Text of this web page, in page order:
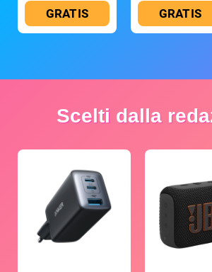
GRATIS GRATIS
Scelti dalla